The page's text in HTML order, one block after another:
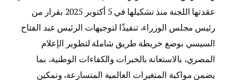
عقدتها اللجنة منذ تشكيلها في 5 أكتوبر 2025 بقرار من
رئيس مجلس الوزراء، تنفيذًا لتوجيهات الرئيس عبد الفتاح
السيسي بوضع خريطة طريق شاملة لتطوير الإعلام
المصري، بالاستعانة بالخبرات والكفاءات الوطنية، بما
يضمن مواكبة المتغيرات العالمية المتسارعة، وتمكين